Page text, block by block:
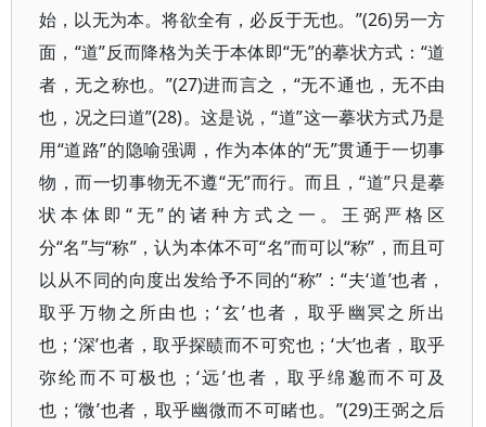
始，以无为本。将欲全有，必反于无也。”(26)另一方
面，“道”反而降格为关于本体即“无”的摹状方式：“道
者，无之称也。”(27)进而言之，“无不通也，无不由
也，况之曰道”(28)。这是说，“道”这一摹状方式乃是
用“道路”的隐喻强调，作为本体的“无”贯通于一切事
物，而一切事物无不遵“无”而行。而且，“道”只是摹
状本体即“无”的诸种方式之一。王弼严格区
分“名”与“称”，认为本体不可“名”而可以“称”，而且可
以从不同的向度出发给予不同的“称”：“夫‘道’也者，
取乎万物之所由也；‘玄’也者，取乎幽冥之所出
也；‘深’也者，取乎探赜而不可究也；‘大’也者，取乎
弥纶而不可极也；‘远’也者，取乎绵邈而不可及
也；‘微’也者，取乎幽微而不可睹也。”(29)王弼之后